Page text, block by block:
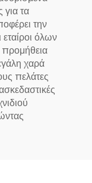
τα
την
εταίροι όλων
χαρά
πελάτες